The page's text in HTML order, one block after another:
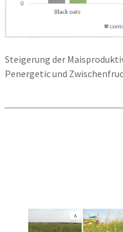
Steigerung der
Penergetic und